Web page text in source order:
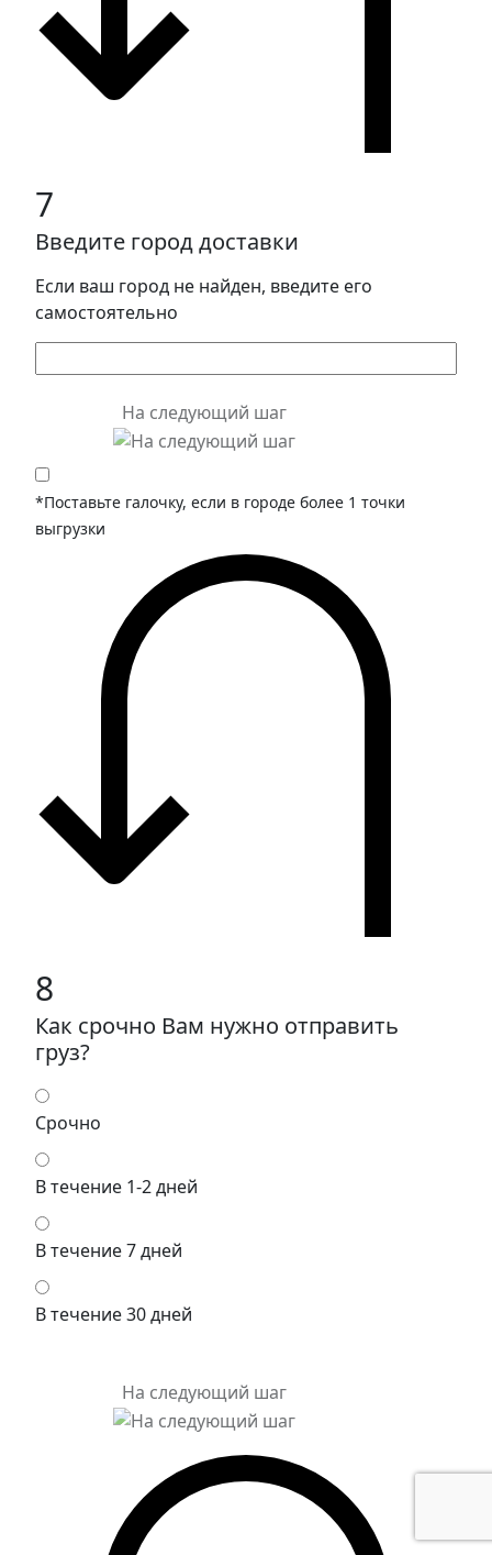
7
Введите город доставки
Если ваш город не найден, введите его
самостоятельно
На следующий шаг
*Поставьте галочку, если в городе более 1 точки
выгрузки
8
Как срочно Вам нужно отправить
груз?
Срочно
В течение 1-2 дней
В течение 7 дней
В течение 30 дней
На следующий шаг